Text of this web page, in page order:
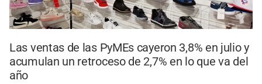
Las ventas de las PyMEs cayeron 3,8% en julio y
acumulan un retroceso de 2,7% en lo que va del
año